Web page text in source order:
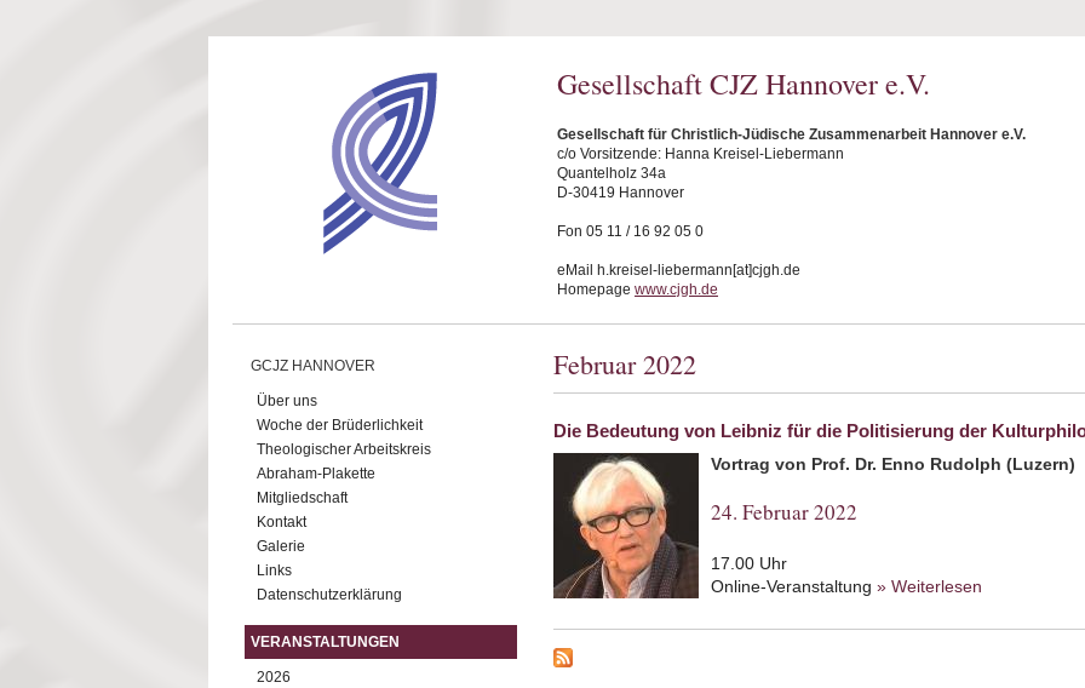
Gesellschaft CJZ Hannover e.V.
Gesellschaft für Christlich-Jüdische Zusammenarbeit Hannover e.V.
c/o Vorsitzende: Hanna Kreisel-Liebermann
Quantelholz 34a
D-30419 Hannover
Fon 05 11 / 16 92 05 0
eMail h.kreisel-liebermann[at]cjgh.de
Homepage www.cjgh.de
GCJZ HANNOVER
Über uns
Woche der Brüderlichkeit
Theologischer Arbeitskreis
Abraham-Plakette
Mitgliedschaft
Kontakt
Galerie
Links
Datenschutzerklärung
VERANSTALTUNGEN
2026
Februar 2022
Die Bedeutung von Leibniz für die Politisierung der
Vortrag von Prof. Dr. Enno Rudolph (Luzern)
24. Februar 2022
17.00 Uhr
Online-Veranstaltung » Weiterlesen